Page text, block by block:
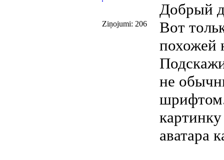
Ziņojumi: 206
Добрый
Вот
похожей
не
шрифтом.
аватара